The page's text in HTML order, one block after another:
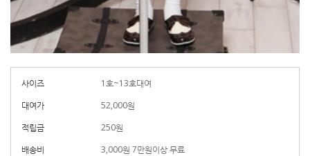
사이즈
1호~13호대여
대여가
52,000원
적립금
250원
배송비
3,000원 7만원이상 무료